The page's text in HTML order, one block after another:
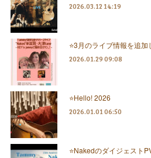
2026.03.12 14:19
⭐️3月のライブ情報を追
2026.01.29 09:08
⭐️Hello! 2026
2026.01.01 06:50
⭐️Nakedのダイジェスト